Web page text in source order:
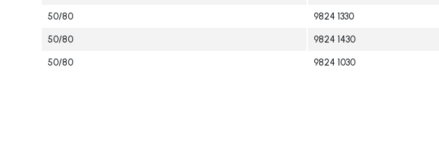
50/80
9824 1330
50/80
9824 1430
50/80
9824 1030